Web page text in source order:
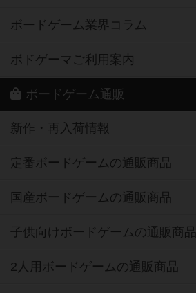
ボードゲーム業界コラム
ボドゲーマご利用案内
ボードゲーム通販
新作・再入荷情報
定番ボードゲームの通販商品
国産ボードゲームの通販商品
子供向けボードゲームの通販商品
2人用ボードゲームの通販商品